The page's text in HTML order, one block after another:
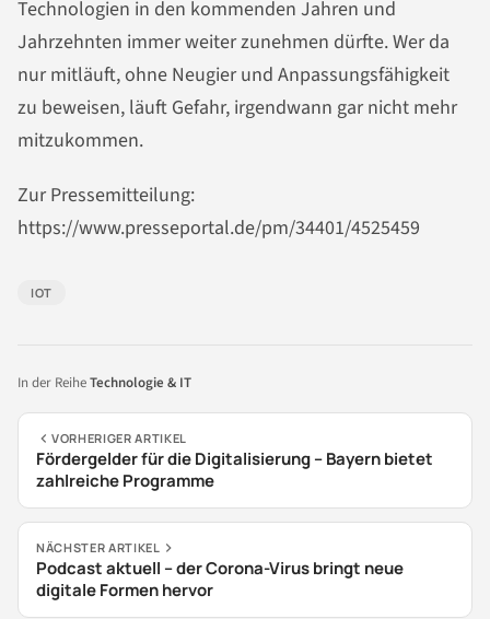
Technologien in den kommenden Jahren und
Jahrzehnten immer weiter zunehmen dürfte. Wer da
nur mitläuft, ohne Neugier und Anpassungsfähigkeit
zu beweisen, läuft Gefahr, irgendwann gar nicht mehr
mitzukommen.
Zur Pressemitteilung:
https://www.presseportal.de/pm/34401/4525459
IOT
In der ReiheTechnologie & IT
VORHERIGER ARTIKEL
Fördergelder für die Digitalisierung – Bayern bietet
zahlreiche Programme
NÄCHSTER ARTIKEL
Podcast aktuell – der Corona-Virus bringt neue
digitale Formen hervor